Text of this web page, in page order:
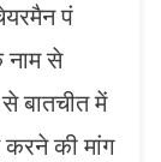
पं
नाम से
से बातचीत में
करने की मांग